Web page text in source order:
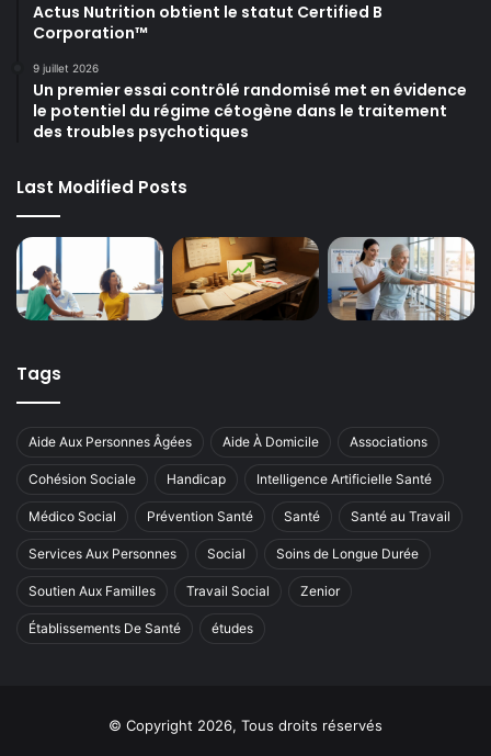
Actus Nutrition obtient le statut Certified B
Corporation™
9 juillet 2026
Un premier essai contrôlé randomisé met en évidence
le potentiel du régime cétogène dans le traitement
des troubles psychotiques
Last Modified Posts
Tags
Aide Aux Personnes Âgées Aide À Domicile Associations
Cohésion Sociale Handicap Intelligence Artificielle Santé
Médico Social Prévention Santé Santé Santé au Travail
Services Aux Personnes Social Soins de Longue Durée
Soutien Aux Familles Travail Social Zenior
Établissements De Santé études
© Copyright 2026, Tous droits réservés